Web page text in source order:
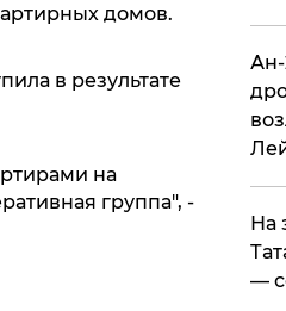
домов.
в результате
на
группа", -
Ан-
На
—